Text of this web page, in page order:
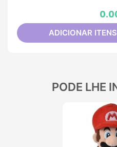
ADICIONAR
PODE LHE